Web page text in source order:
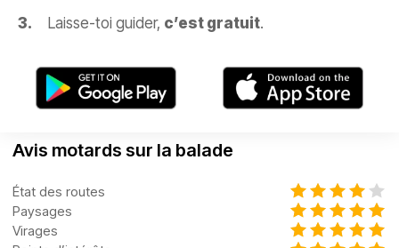
Laisse-toi guider, c’est gratuit.
Avis motards sur la balade
État des routes
Paysages
Virages